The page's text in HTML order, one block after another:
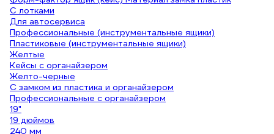
С лотками
Для автосервиса
Профессиональные (инструментальные ящики)
Пластиковые (инструментальные ящики)
Желтые
Кейсы с органайзером
Желто-черные
С замком из пластика и органайзером
Профессиональные с органайзером
19"
19 дюймов
240 мм